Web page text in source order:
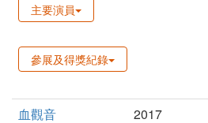
主要演員
參展及得獎紀錄
血觀音 2017